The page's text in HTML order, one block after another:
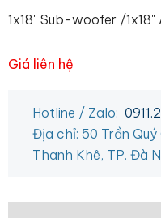
1x18" Sub-woofer /
Giá liên hệ
Hotline / Zalo:
Địa chỉ: 50 Trần
Thanh Khê, TP. Đà